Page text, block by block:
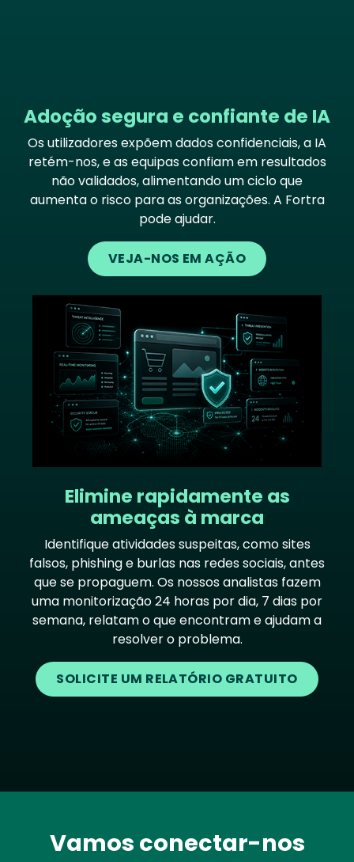
Adoção segura e confiante de IA
Os utilizadores expõem dados confidenciais, a IA
retém-nos, e as equipas confiam em resultados
não validados, alimentando um ciclo que
aumenta o risco para as organizações. A Fortra
pode ajudar.
VEJA-NOS EM AÇÃO
Elimine rapidamente as
ameaças à marca
Identifique atividades suspeitas, como sites
falsos, phishing e burlas nas redes sociais, antes
que se propaguem. Os nossos analistas fazem
uma monitorização 24 horas por dia, 7 dias por
semana, relatam o que encontram e ajudam a
resolver o problema.
SOLICITE UM RELATÓRIO GRATUITO
Vamos conectar-nos